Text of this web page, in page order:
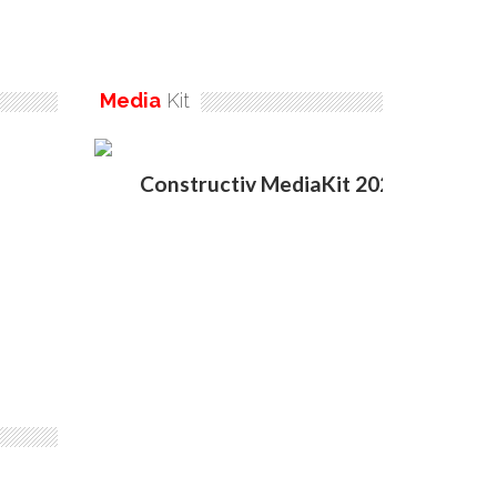
Media Kit
Constructiv MediaKit 2020